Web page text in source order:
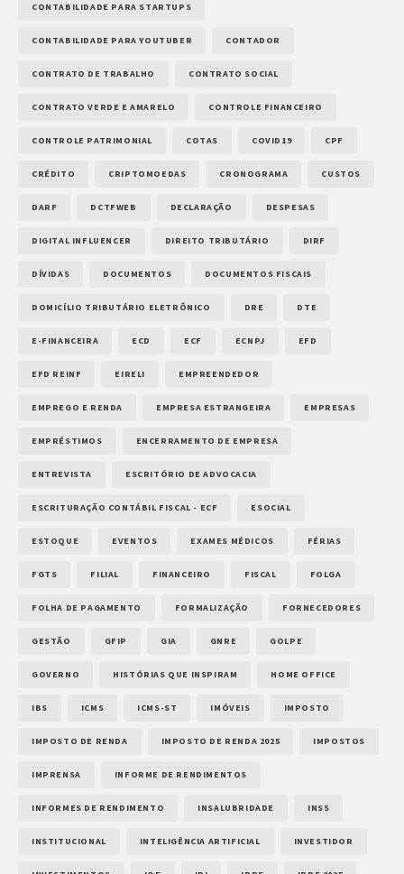
CONTABILIDADE PARA STARTUPS
CONTABILIDADE PARA YOUTUBER CONTADOR
CONTRATO DE TRABALHO CONTRATO SOCIAL
CONTRATO VERDE E AMARELO CONTROLE FINANCEIRO
CONTROLE PATRIMONIAL COTAS COVID19 CPF
CRÉDITO CRIPTOMOEDAS CRONOGRAMA CUSTOS
DARF DCTFWEB DECLARAÇÃO DESPESAS
DIGITAL INFLUENCER DIREITO TRIBUTÁRIO DIRF
DÍVIDAS DOCUMENTOS DOCUMENTOS FISCAIS
DOMICÍLIO TRIBUTÁRIO ELETRÔNICO DRE DTE
E-FINANCEIRA ECD ECF ECNPJ EFD
EFD REINF EIRELI EMPREENDEDOR
EMPREGO E RENDA EMPRESA ESTRANGEIRA EMPRESAS
EMPRÉSTIMOS ENCERRAMENTO DE EMPRESA
ENTREVISTA ESCRITÓRIO DE ADVOCACIA
ESCRITURAÇÃO CONTÁBIL FISCAL - ECF ESOCIAL
ESTOQUE EVENTOS EXAMES MÉDICOS FÉRIAS
FGTS FILIAL FINANCEIRO FISCAL FOLGA
FOLHA DE PAGAMENTO FORMALIZAÇÃO FORNECEDORES
GESTÃO GFIP GIA GNRE GOLPE
GOVERNO HISTÓRIAS QUE INSPIRAM HOME OFFICE
IBS ICMS ICMS-ST IMÓVEIS IMPOSTO
IMPOSTO DE RENDA IMPOSTO DE RENDA 2025 IMPOSTOS
IMPRENSA INFORME DE RENDIMENTOS
INFORMES DE RENDIMENTO INSALUBRIDADE INSS
INSTITUCIONAL INTELIGÊNCIA ARTIFICIAL INVESTIDOR